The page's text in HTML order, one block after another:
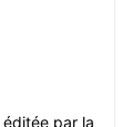
par la